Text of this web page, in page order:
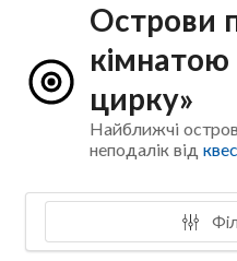
Острови
кімнатою
цирку»
Найближчі
неподалік від